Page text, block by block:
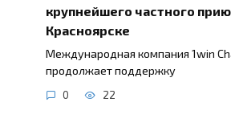
крупнейшего частного
Красноярске
Международная компания 1win
продолжает поддержку
0 22